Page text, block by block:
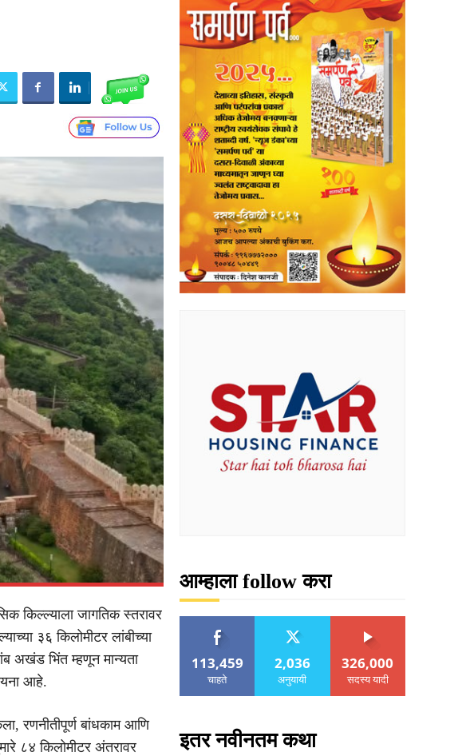
किल्ल्याला जागतिक स्तरावर
३६ किलोमीटर लांबीच्या
अखंड भिंत म्हणून मान्यता
आहे.
रणनीतीपूर्ण बांधकाम आणि
८४ किलोमीटर अंतरावर
आम्हाला follow करा
113,459
चाहते
2,036
अनुयायी
326,000
सदस्य यादी
इतर नवीनतम कथा